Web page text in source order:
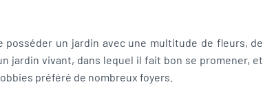
posséder un jardin avec une multitude de fleurs, de
jardin vivant, dans lequel il fait bon se promener, et
préféré de nombreux foyers.